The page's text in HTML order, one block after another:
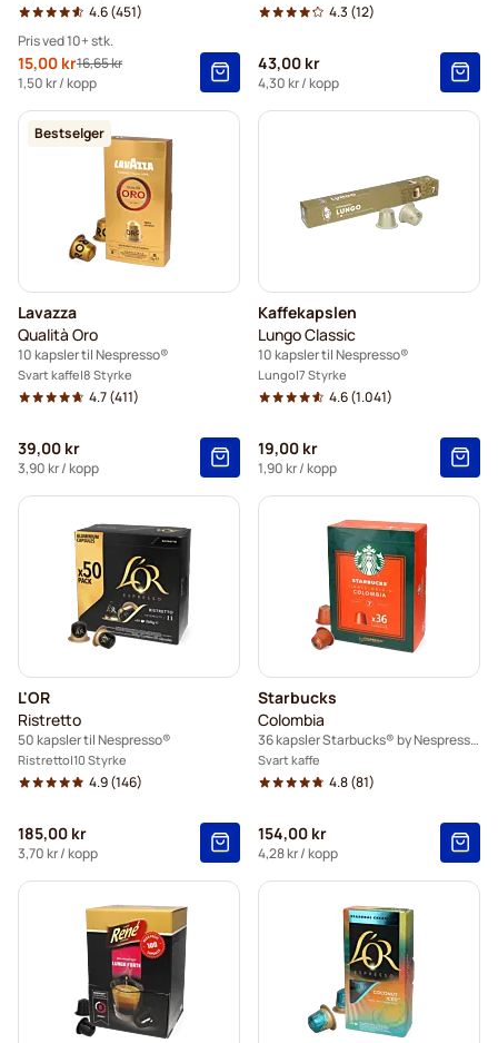
4.6(451)
Pris ved 10+ stk.
Spesialpris
15,00 krVanlig pris
16,65 kr
1,50 kr/ kopp
=kr 16,65
5+ =kr 15,75
10+ =
4.3 (12)
43,00 kr
4,30 kr/ kopp
Bestselger
Lavazza
Qualità Oro
10 kapsler til Nespresso®
Svart kaffe 8 Styrke
4.7(411)
39,00 kr
3,90 kr/ kopp
Kaffekapslen
Lungo Classic
10 kapsler til Nespresso®
Lungo 7 Styrke
4.6(1.041)
19,00 kr
1,90 kr/ kopp
L'OR
Ristretto
50 kapsler til Nespresso®
Ristretto 10 Styrke
4.9(146)
185,00 kr
3,70 kr/ kopp
Starbucks
Colombia
36 kapsler Starbucks® by Nespresso®
Svart kaffe
4.8(81)
154,00 kr
4,28 kr/ kopp